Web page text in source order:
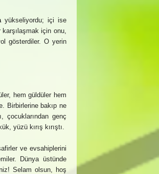
yükseliyordu; içi ise
karşılaşmak için onu,
gösterdiler. O yerin
hem güldüler hem
Birbirlerine bakıp ne
çocuklarından genç
yüzü kırış kırıştı.
ve evsahiplerini
Dünya üstünde
Selam olsun, hoş